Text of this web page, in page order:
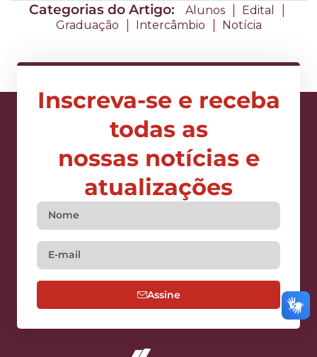
Categorias do Artigo: Alunos | Edital |
Graduação | Intercâmbio | Notícia
Inscreva-se e receba
todas as
nossas notícias e
atualizações
Assine